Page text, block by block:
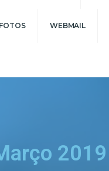
FOTOS WEBMAIL
2019